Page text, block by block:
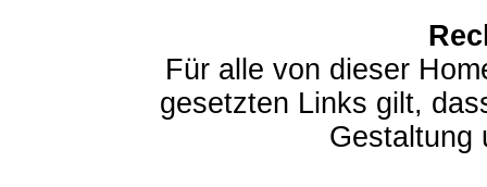
Für alle von dieser
gesetzten Links gilt,
Gestaltung